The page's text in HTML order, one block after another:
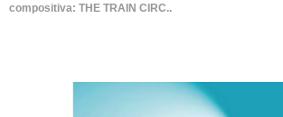
compositiva: THE TRAIN CIRC..